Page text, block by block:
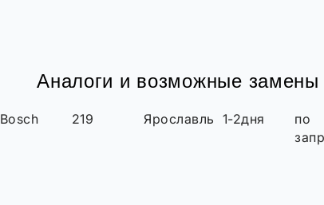
Аналоги и возможные замены
Bosch 219 Ярославль 1-2дня
по